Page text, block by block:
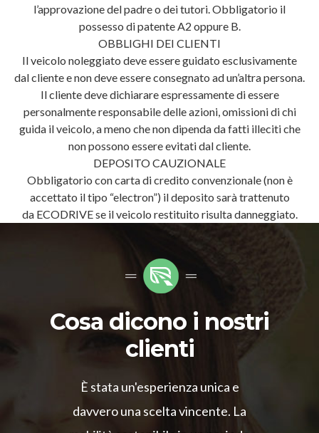
l’approvazione del padre o dei tutori. Obbligatorio il
possesso di patente A2 oppure B.
OBBLIGHI DEI CLIENTI
Il veicolo noleggiato deve essere guidato esclusivamente
dal cliente e non deve essere consegnato ad un’altra persona.
Il cliente deve dichiarare espressamente di essere
personalmente responsabile delle azioni, omissioni di chi
guida il veicolo, a meno che non dipenda da fatti illeciti che
non possono essere evitati dal cliente.
DEPOSITO CAUZIONALE
Obbligatorio con carta di credito convenzionale (non è
accettato il tipo “electron”) il deposito sarà trattenuto
da ECODRIVE se il veicolo restituito risulta danneggiato.
Cosa dicono i nostri
clienti
È stata un'esperienza unica e
davvero una scelta vincente. La